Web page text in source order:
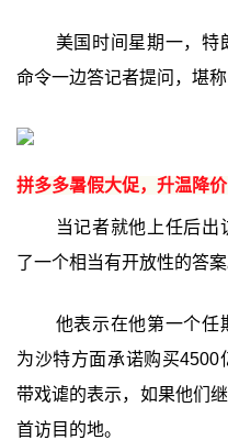
美国时间星期一，特
命令一边答记者提问，堪称
拼多多暑假大促，升温降
当记者就他上任后出
了一个相当有开放性的答案
他表示在他第一个任
为沙特方面承诺购买
带戏谑的表示，如果他们
首访目的地。